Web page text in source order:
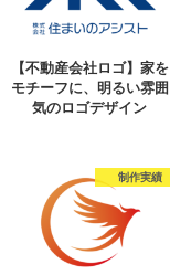
【不動産会社ロゴ】家を
モチーフに、明るい雰囲
気のロゴデザイン
制作実績